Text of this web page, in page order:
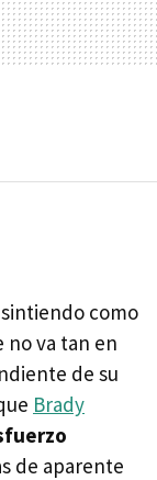
sintiendo como
va tan en
de su
Brady
de aparente